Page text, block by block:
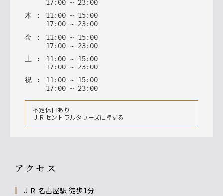
17: 00 ~ 23: 00
木 : 11: 00 ~ 15: 00
17: 00 ~ 23: 00
金 : 11 : 00 ~ 15: 00
17: 00 ~ 23: 00
土 : 11 : 00 ~ 15: 00
17: 00 ~ 23: 00
祝 : 11 : 00 ~ 15: 00
17: 00 ~ 23: 00
不定休日あり
ＪＲセントラルタワーズに準ずる
アクセス
ＪＲ 名古屋駅 徒歩1分